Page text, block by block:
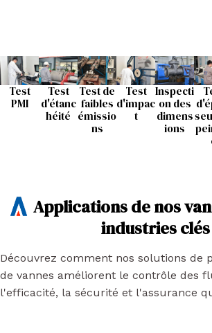
Test
PMI
Test
d'étanc
héité
Test de
faibles
émissio
ns
Test
d'impac
t
Inspecti
on des
dimens
ions
Applications de nos
industries clés
Découvrez comment nos solutions de
de vannes améliorent le contrôle des
l'efficacité, la sécurité et l'assurance